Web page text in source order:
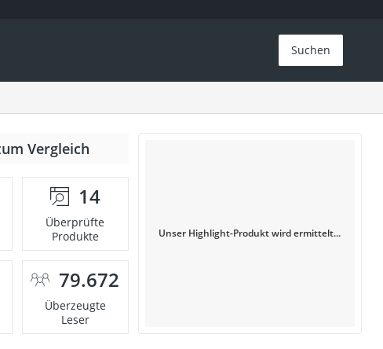
Suchen
Vergleich
14
Überprüfte
Produkte
79.672
Überzeugte
Leser
Unser Highlight-Produkt wird ermittelt...